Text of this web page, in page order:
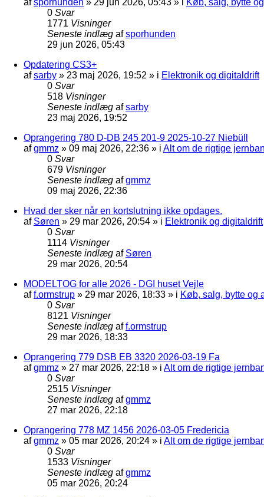
0 Svar
1771 Visninger
Seneste indlæg afsporhunden
29 jun 2026, 05:43
Opdatering CS3+
afsarby » 23 maj 2026, 19:52 » i Elektronik og digitaldrift
0 Svar
518 Visninger
Seneste indlæg afsarby
23 maj 2026, 19:52
Oprangering 780 D-DB 245 201-9 2025-10-27 Niebüll
afgmmz » 09 maj 2026, 22:36 » i Alt om de rigtige
0 Svar
679 Visninger
Seneste indlæg afgmmz
09 maj 2026, 22:36
Hvad der sker når en kortslutning ikke opdages.
af Søren » 29 mar 2026, 20:54 » i Elektronik og digitaldrift
0 Svar
1114 Visninger
Seneste indlæg af Søren
29 mar 2026, 20:54
MODELTOG for alle 2026 - DGI huset Vejle
aff.ormstrup » 29 mar 2026, 18:33 » i Køb, salg, bytte og
0 Svar
8121 Visninger
Seneste indlæg aff.ormstrup
29 mar 2026, 18:33
Oprangering 779 DSB EB 3320 2026-03-19 Fa
afgmmz » 27 mar 2026, 22:18 » i Alt om de rigtige
0 Svar
2515 Visninger
Seneste indlæg afgmmz
27 mar 2026, 22:18
Oprangering 778 MZ 1456 2026-03-05 Fredericia
afgmmz » 05 mar 2026, 20:24 » i Alt om de rigtige
0 Svar
1533 Visninger
Seneste indlæg afgmmz
05 mar 2026, 20:24